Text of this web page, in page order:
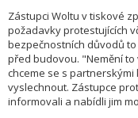
Zástupci Woltu v tiskové
požadavky protestujících
bezpečnostních důvodů
před budovou. "Nemění to
chceme se s
vyslechnout. Zástupce
informovali a nabídli jim